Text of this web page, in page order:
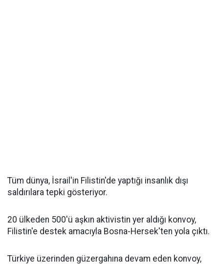
Tüm dünya, İsrail'in Filistin'de yaptığı insanlık dışı
saldırılara tepki gösteriyor.
20 ülkeden 500'ü aşkın aktivistin yer aldığı konvoy,
Filistin'e destek amacıyla Bosna-Hersek'ten yola çıktı.
Türkiye üzerinden güzergahına devam eden konvoy,